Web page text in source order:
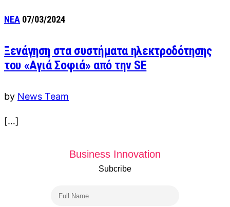
ΝΕΑ 07/03/2024
Ξενάγηση στα συστήματα ηλεκτροδότησης
του «Αγιά Σοφιά» από την SE
by News Team
[…]
Business Innovation
Subcribe